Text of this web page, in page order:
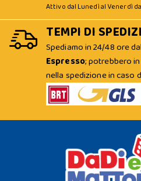
Attivo dal Lunedì al Venerdì
TEMPI DI
Spediamo in 24/48 ore
Espresso; potrebbero
nella spedizione in caso